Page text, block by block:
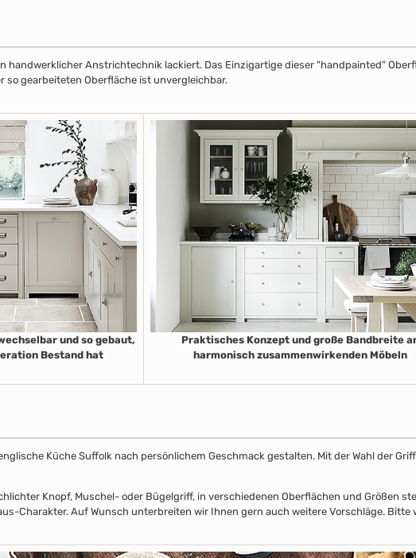
handwerklicher Anstrichtechnik lackiert. Das Einzigartige dieser "handpainted"
so gearbeiteten Oberfläche ist unvergleichbar.
und so gebaut,
Bestand hat
Praktisches Konzept und große Bandbreite
harmonisch zusammenwirkenden Möbeln
Küche Suffolk nach persönlichem Geschmack gestalten. Mit der Wahl der
Knopf, Muschel- oder Bügelgriff, in verschiedenen Oberflächen und Größen
Charakter. Auf Wunsch unterbreiten wir Ihnen gern auch weitere Vorschläge. Bitte